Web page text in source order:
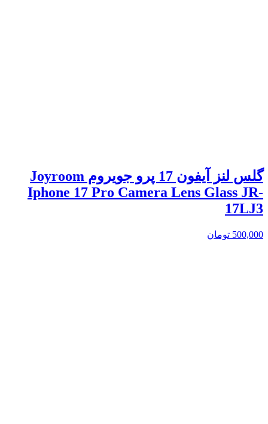
گلس لنز آیفون 17 پرو جویروم Joyroom
Iphone 17 Pro Camera Lens Glass JR-
17LJ3
500,000 تومان